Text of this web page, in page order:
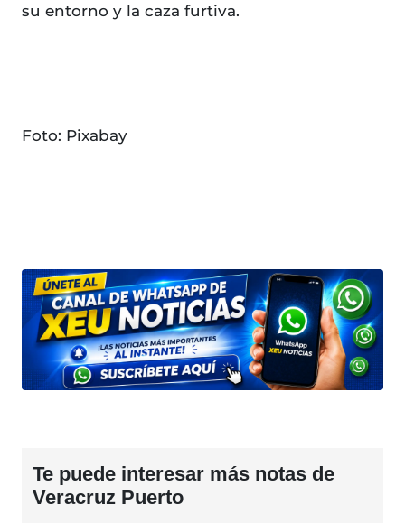
su entorno y la caza furtiva.
Foto: Pixabay
Te puede interesar más notas de
Veracruz Puerto